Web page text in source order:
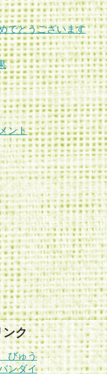
でとうございます
ント
ンク